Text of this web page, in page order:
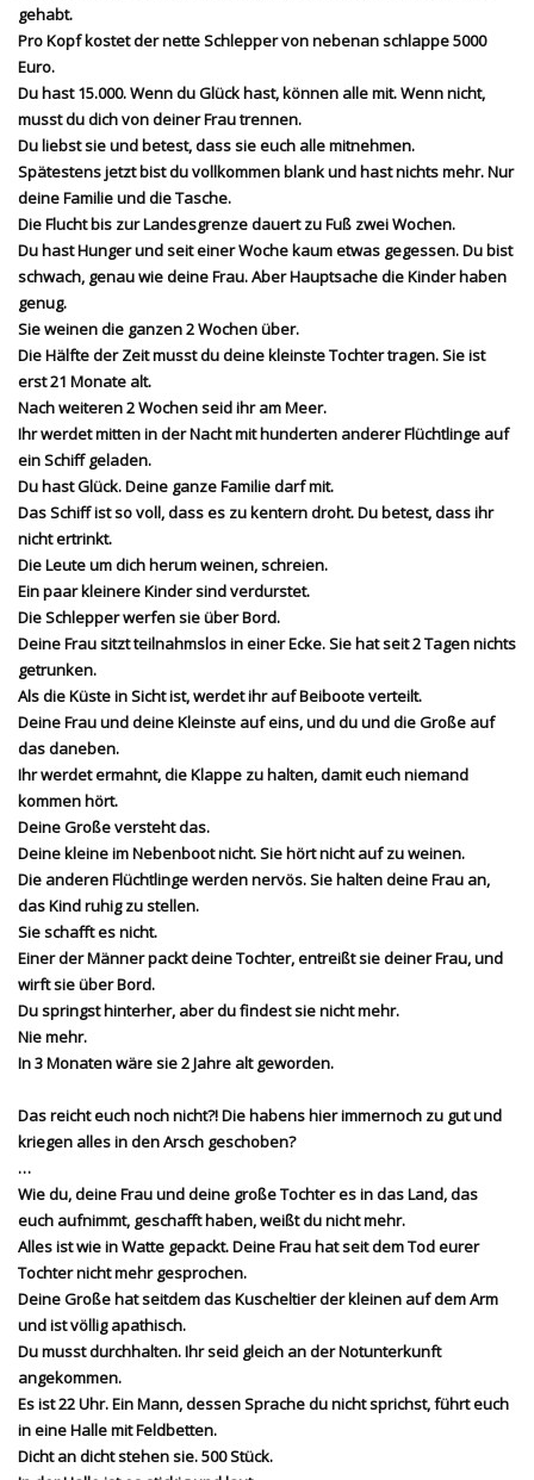
gehabt.
Pro Kopf kostet der nette Schlepper von nebenan schlappe 5000
Euro.
Du hast 15.000. Wenn du Glück hast, können alle mit. Wenn nicht,
musst du dich von deiner Frau trennen.
Du liebst sie und betest, dass sie euch alle mitnehmen.
Spätestens jetzt bist du vollkommen blank und hast nichts mehr. Nur
deine Familie und die Tasche.
Die Flucht bis zur Landesgrenze dauert zu Fuß zwei Wochen.
Du hast Hunger und seit einer Woche kaum etwas gegessen. Du bist
schwach, genau wie deine Frau. Aber Hauptsache die Kinder haben
genug.
Sie weinen die ganzen 2 Wochen über.
Die Hälfte der Zeit musst du deine kleinste Tochter tragen. Sie ist
erst 21 Monate alt.
Nach weiteren 2 Wochen seid ihr am Meer.
Ihr werdet mitten in der Nacht mit hunderten anderer Flüchtlinge auf
ein Schiff geladen.
Du hast Glück. Deine ganze Familie darf mit.
Das Schiff ist so voll, dass es zu kentern droht. Du betest, dass ihr
nicht ertrinkt.
Die Leute um dich herum weinen, schreien.
Ein paar kleinere Kinder sind verdurstet.
Die Schlepper werfen sie über Bord.
Deine Frau sitzt teilnahmslos in einer Ecke. Sie hat seit 2 Tagen nichts
getrunken.
Als die Küste in Sicht ist, werdet ihr auf Beiboote verteilt.
Deine Frau und deine Kleinste auf eins, und du und die Große auf
das daneben.
Ihr werdet ermahnt, die Klappe zu halten, damit euch niemand
kommen hört.
Deine Große versteht das.
Deine kleine im Nebenboot nicht. Sie hört nicht auf zu weinen.
Die anderen Flüchtlinge werden nervös. Sie halten deine Frau an,
das Kind ruhig zu stellen.
Sie schafft es nicht.
Einer der Männer packt deine Tochter, entreißt sie deiner Frau, und
wirft sie über Bord.
Du springst hinterher, aber du findest sie nicht mehr.
Nie mehr.
In 3 Monaten wäre sie 2 Jahre alt geworden.
Das reicht euch noch nicht?! Die habens hier immernoch zu gut und
kriegen alles in den Arsch geschoben?
…
Wie du, deine Frau und deine große Tochter es in das Land, das
euch aufnimmt, geschafft haben, weißt du nicht mehr.
Alles ist wie in Watte gepackt. Deine Frau hat seit dem Tod eurer
Tochter nicht mehr gesprochen.
Deine Große hat seitdem das Kuscheltier der kleinen auf dem Arm
und ist völlig apathisch.
Du musst durchhalten. Ihr seid gleich an der Notunterkunft
angekommen.
Es ist 22 Uhr. Ein Mann, dessen Sprache du nicht sprichst, führt euch
in eine Halle mit Feldbetten.
Dicht an dicht stehen sie. 500 Stück.